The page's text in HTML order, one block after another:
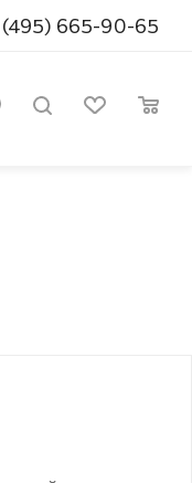
(495) 665-90-65